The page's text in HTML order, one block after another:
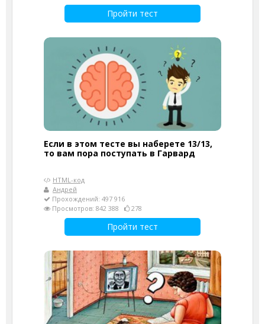
Пройти тест
Если в этом тесте вы наберете 13/13,
то вам пора поступать в Гарвард
HTML-код
Андрей
Прохождений: 497 916
Просмотров: 842 388
278
Пройти тест